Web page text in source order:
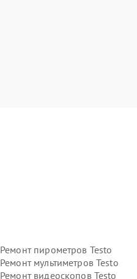
Ремонт пирометров Testo
Ремонт мультиметров Testo
Ремонт видеоскопов Testo